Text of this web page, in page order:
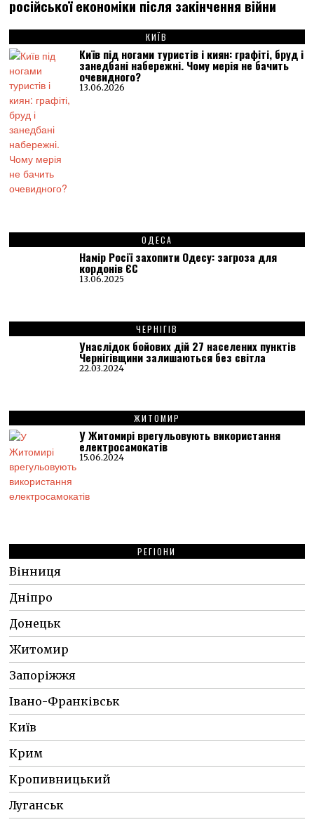
російської економіки після закінчення війни
КИЇВ
Київ під ногами туристів і киян: графіті, бруд і
занедбані набережні. Чому мерія не бачить
очевидного?
13.06.2026
ОДЕСА
Намір Росії захопити Одесу: загроза для
кордонів ЄС
13.06.2025
ЧЕРНІГІВ
Унаслідок бойових дій 27 населених пунктів
Чернігівщини залишаються без світла
22.03.2024
ЖИТОМИР
У Житомирі врегульовують використання
електросамокатів
15.06.2024
РЕГІОНИ
Вінниця
Дніпро
Донецьк
Житомир
Запоріжжя
Івано-Франківськ
Київ
Крим
Кропивницький
Луганськ